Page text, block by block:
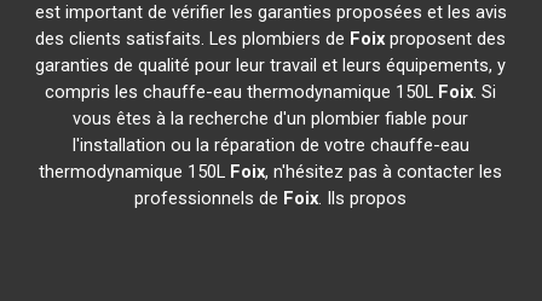
est important de vérifier les garanties proposées et les avis
des clients satisfaits. Les plombiers de Foix proposent des
garanties de qualité pour leur travail et leurs équipements, y
compris les chauffe-eau thermodynamique 150L Foix. Si
vous êtes à la recherche d'un plombier fiable pour
l'installation ou la réparation de votre chauffe-eau
thermodynamique 150L Foix, n'hésitez pas à contacter les
professionnels de Foix. Ils propos